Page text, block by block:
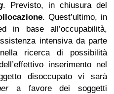
. Previsto, in chiusura del
. Quest’ultimo, in
in base all’occupabilità,
intensiva da parte
ricerca di possibilità
inserimento nel
disoccupato vi sarà
a favore dei soggetti